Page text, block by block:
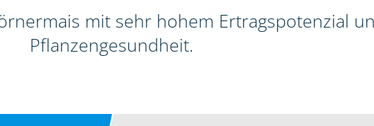
mit sehr hohem Ertragspotenzial
Pflanzengesundheit.